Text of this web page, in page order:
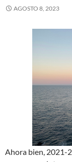
AGOSTO 8, 2023
Ahora bien, 2021-